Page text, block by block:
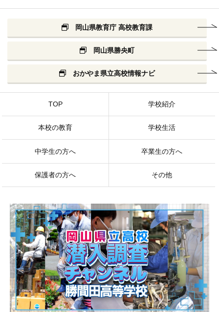
岡山県教育庁 高校教育課
岡山県勝央町
おかやま県立高校情報ナビ
TOP 学校紹介
本校の教育 学校生活
中学生の方へ 卒業生の方へ
保護者の方へ その他